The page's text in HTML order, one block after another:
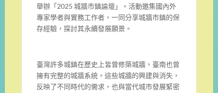
舉辦「2025 城牆市鎮論壇」。活動邀集國內外
專家學者與實務工作者，一同分享城牆市鎮的保
存經驗，探討其永續發展願景。
臺灣許多城鎮在歷史上皆曾修築城牆，臺南也曾
擁有完整的城牆系統。這些城牆的興建與消失，
反映了不同時代的需求，也與當代城市發展緊密